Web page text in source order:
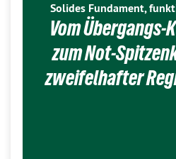
Solides Fundament,
Vom
zum Not-
zweifelhafter